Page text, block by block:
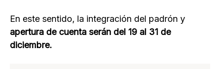
En este sentido, la integración del padrón y
apertura de cuenta serán del 19 al 31 de
diciembre.